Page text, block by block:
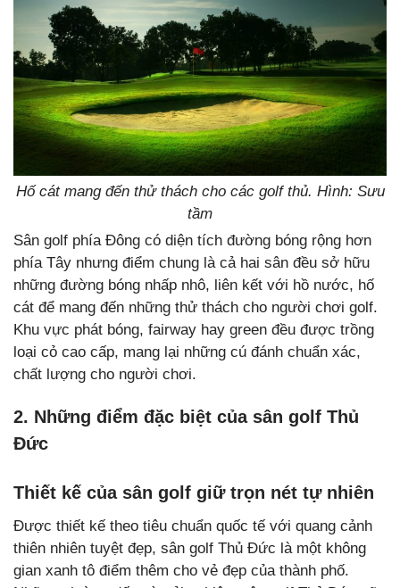
Hố cát mang đến thử thách cho các golf thủ. Hình: Sưu
tầm
Sân golf phía Đông có diện tích đường bóng rộng hơn
phía Tây nhưng điểm chung là cả hai sân đều sở hữu
những đường bóng nhấp nhô, liên kết với hồ nước, hố
cát để mang đến những thử thách cho người chơi golf.
Khu vực phát bóng, fairway hay green đều được trồng
loại cỏ cao cấp, mang lại những cú đánh chuẩn xác,
chất lượng cho người chơi.
2. Những điểm đặc biệt của sân golf Thủ
Đức
Thiết kế của sân golf giữ trọn nét tự nhiên
Được thiết kế theo tiêu chuẩn quốc tế với quang cảnh
thiên nhiên tuyệt đẹp, sân golf Thủ Đức là một không
gian xanh tô điểm thêm cho vẻ đẹp của thành phố.